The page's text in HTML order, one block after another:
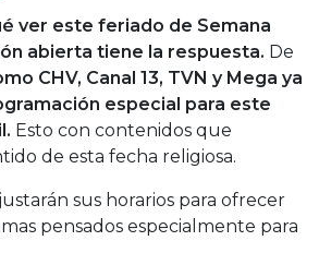
ver este feriado de Semana
abierta tiene la respuesta. De
CHV, Canal 13, TVN y Mega ya
especial para este
Esto con contenidos que
de esta fecha religiosa.
sus horarios para ofrecer
pensados especialmente para